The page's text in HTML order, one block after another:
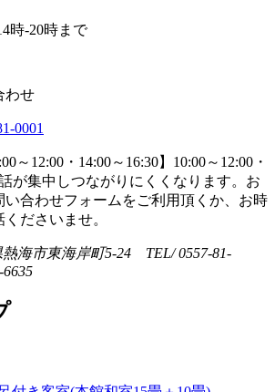
時-20時まで
わせ
0001
～12:00・14:00～16:30】 10:00～12:00・
が集中しつながりにくくなります。お
い合わせフォームをご利用頂くか、お時
ださいませ。
海市東海岸町5-24 TEL/ 0557-81-
6635